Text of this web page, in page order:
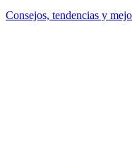
Consejos, tendencias y